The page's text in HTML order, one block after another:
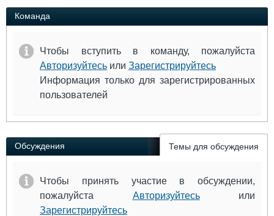
Команда
Чтобы вступить в команду, пожалуйста
Авторизуйтесь или Зарегистрируйтесь
Информация только для зарегистрированных
пользователей
Обсуждения Темы для обсуждения
Чтобы принять участие в обсуждении,
пожалуйста Авторизуйтесьили
Зарегистрируйтесь